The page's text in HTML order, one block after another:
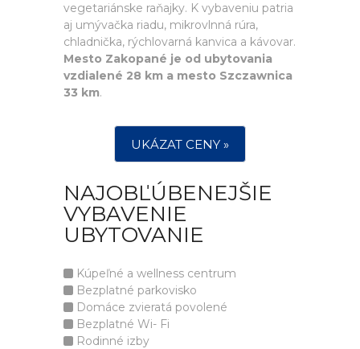
vegetariánske raňajky. K vybaveniu patria
aj umývačka riadu, mikrovlnná rúra,
chladnička, rýchlovarná kanvica a kávovar.
Mesto Zakopané je od ubytovania
vzdialené 28 km a mesto Szczawnica
33 km.
UKÁZAT CENY »
NAJOBĽÚBENEJŠIE
VYBAVENIE
UBYTOVANIE
Kúpeľné a wellness centrum
Bezplatné parkovisko
Domáce zvieratá povolené
Bezplatné Wi- Fi
Rodinné izby